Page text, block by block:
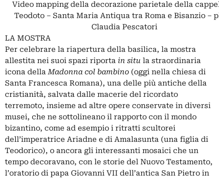
Video mapping della decorazione parietale della
Teodoto – Santa Maria Antiqua tra Roma e Bisanzio –
Claudia Pescatori
LA MOSTRA
Per celebrare la riapertura della basilica, la mostra
allestita nei suoi spazi riporta in situ la straordinaria
icona dellaMadonna col bambino (oggi nella chiesa di
Santa Francesca Romana), una delle più antiche della
cristianità, salvata dalle macerie del ricordato
terremoto, insieme ad altre opere conservate in diversi
musei, che ne sottolineano il rapporto con il mondo
bizantino, come ad esempio i ritratti scultorei
dell’imperatrice Ariadne e di Amalasunta (una figlia di
Teodorico), o ancora gli interessanti mosaici che un
tempo decoravano, con le storie del Nuovo Testamento,
l’oratorio di papa Giovanni VII dell’antica San Pietro in